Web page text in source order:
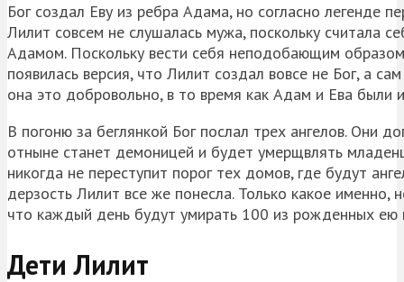
Бог создал Еву из ребра Адама, но согласно легенде
Лилит совсем не слушалась мужа, поскольку считала
Адамом. Поскольку вести себя неподобающим
появилась версия, что Лилит создал вовсе не Бог, а
она это добровольно, в то время как Адам и Ева были
В погоню за беглянкой Бог послал трех ангелов. Они
отныне станет демоницей и будет умерщвлять
никогда не переступит порог тех домов, где будут
дерзость Лилит все же понесла. Только какое
что каждый день будут умирать 100 из рожденных ею
Дети Лилит